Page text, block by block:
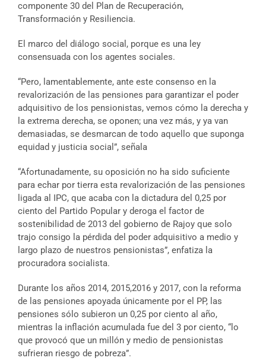
componente 30 del Plan de Recuperación,
Transformación y Resiliencia.
El marco del diálogo social, porque es una ley
consensuada con los agentes sociales.
“Pero, lamentablemente, ante este consenso en la
revalorización de las pensiones para garantizar el poder
adquisitivo de los pensionistas, vemos cómo la derecha y
la extrema derecha, se oponen; una vez más, y ya van
demasiadas, se desmarcan de todo aquello que suponga
equidad y justicia social”, señala
“Afortunadamente, su oposición no ha sido suficiente
para echar por tierra esta revalorización de las pensiones
ligada al IPC, que acaba con la dictadura del 0,25 por
ciento del Partido Popular y deroga el factor de
sostenibilidad de 2013 del gobierno de Rajoy que solo
trajo consigo la pérdida del poder adquisitivo a medio y
largo plazo de nuestros pensionistas”, enfatiza la
procuradora socialista.
Durante los años 2014, 2015,2016 y 2017, con la reforma
de las pensiones apoyada únicamente por el PP, las
pensiones sólo subieron un 0,25 por ciento al año,
mientras la inflación acumulada fue del 3 por ciento, “lo
que provocó que un millón y medio de pensionistas
sufrieran riesgo de pobreza”.